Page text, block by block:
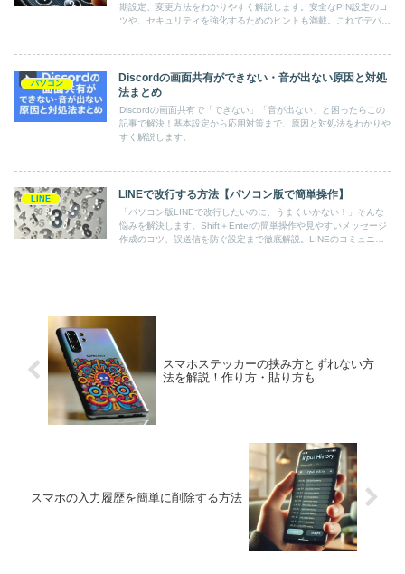
期設定、変更方法をわかりやすく解説します。安全なPIN設定のコ
ツや、セキュリティを強化するためのヒントも満載。これでデバイ
パソコン
Discordの画面共有ができない・音が出ない原因と対処
法まとめ
Discordの画面共有で「できない」「音が出ない」と困ったらこの
記事で解決！基本設定から応用対策まで、原因と対処法をわかりや
すく解説します。
LINE LINEで改行する方法【パソコン版で簡単操作】
「パソコン版LINEで改行したいのに、うまくいかない！」そんな
悩みを解決します。Shift＋Enterの簡単操作や見やすいメッセージ
作成のコツ、誤送信を防ぐ設定まで徹底解説。LINEのコミュニケ
スマホステッカーの挟み方とずれない方
法を解説！作り方・貼り方も
スマホの入力履歴を簡単に削除する方法